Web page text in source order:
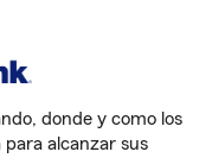
donde y como los
alcanzar sus